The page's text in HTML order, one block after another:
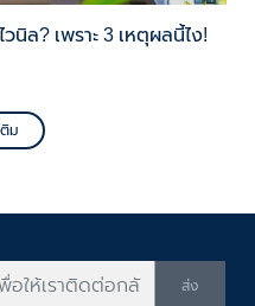
นิล? เพราะ 3 เหตุผลนี้ไง!
ม
ส่ง